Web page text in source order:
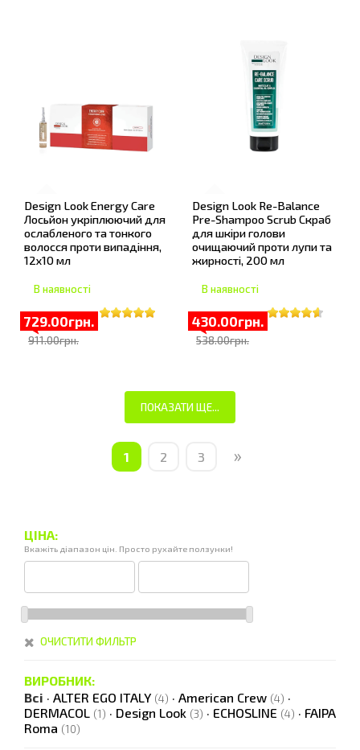
Design Look Energy Care
Лосьйон укріплюючий для
ослабленого та тонкого
волосся проти випадіння,
12x10 мл
В наявності
729.00грн.
911.00грн.
Design Look Re-Balance
Pre-Shampoo Scrub Скраб
для шкіри голови
очищаючий проти лупи та
жирності, 200 мл
В наявності
430.00грн.
538.00грн.
ПОКАЗАТИ ЩЕ...
1 2 3 »
ЦІНА:
Вкажіть діапазон цін. Просто рухайте ползунки!
ОЧИСТИТИ ФИЛЬТР
ВИРОБНИК:
Всі · ALTER EGO ITALY (4) · American Crew (4) ·
DERMACOL (1) · Design Look (3) · ECHOSLINE (4) · FAIPA
Roma (10)